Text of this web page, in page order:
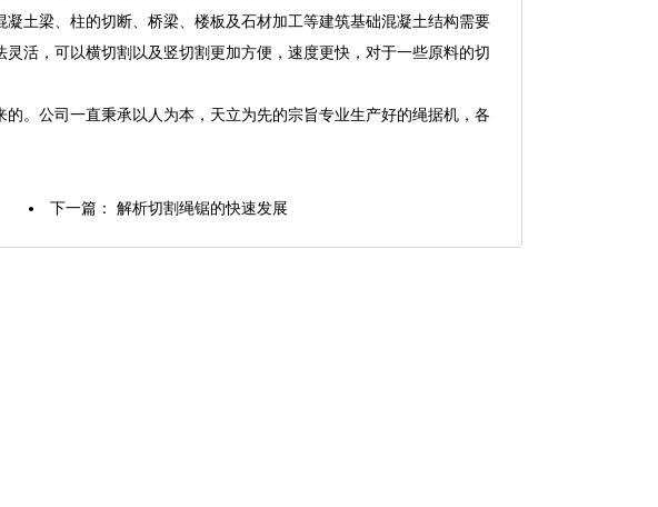
土梁、柱的切断、桥梁、楼板及石材加工等建筑基础混凝土结构需要
活，可以横切割以及竖切割更加方便，速度更快，对于一些原料的切
公司一直秉承以人为本，天立为先的宗旨专业生产好的绳据机，各
下一篇： 解析切割绳锯的快速发展